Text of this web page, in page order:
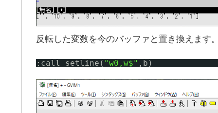
反転した変数を今のバッファと置き換えます
:call setline( "w0,w$" ,b)